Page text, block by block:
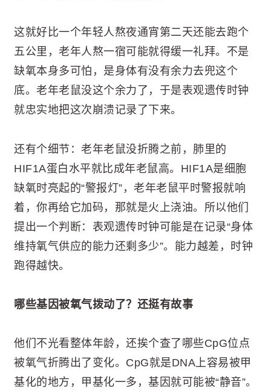
这就好比一个年轻人熬夜通宵第二天还能去跑个
五公里，老年人熬一宿可能就得缓一礼拜。不是
缺氧本身多可怕，是身体有没有余力去兜这个
底。老年老鼠没这个余力了，于是表观遗传时钟
就忠实地把这次崩溃记录了下来。
还有个细节：老年老鼠没折腾之前，肺里的
HIF1A蛋白水平就比成年老鼠高。HIF1A是细胞
缺氧时亮起的“警报灯”，老年老鼠平时警报就响
着，你再给它加码，那就是火上浇油。所以他们
提出一个判断：表观遗传时钟可能是在记录“身体
维持氧气供应的能力还剩多少”。能力越差，时钟
跑得越快。
哪些基因被氧气拨动了？还挺有故事
他们不光看整体年龄，还挨个查了哪些CpG位点
被氧气折腾出了变化。CpG就是DNA上容易被甲
基化的地方，甲基化一多，基因就可能被“静音”。